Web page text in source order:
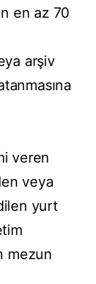
en az 70
arşiv
veren
veya
yurt
mezun